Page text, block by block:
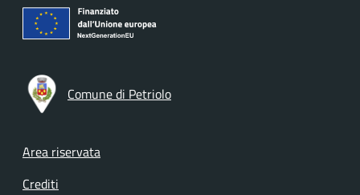
Comune di Petriolo
Footer menu
Area riservata
Crediti